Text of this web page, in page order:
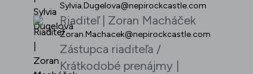
Sylvia.Dugelova@nepirockcastle.com
Riaditeľ | Zoran Macháček
Zoran.Machacek@nepirockcastle.com
Zástupca riaditeľa /
Krátkodobé prenájmy |